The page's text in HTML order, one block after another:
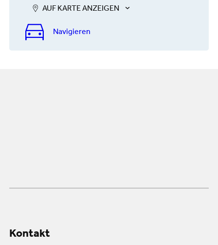
AUF KARTE ANZEIGEN
Navigieren
Kontakt